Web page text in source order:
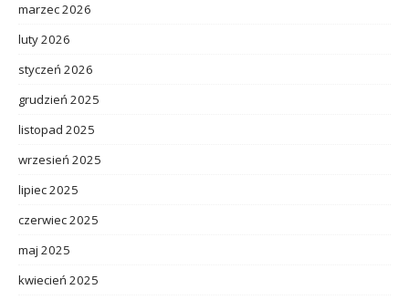
marzec 2026
luty 2026
styczeń 2026
grudzień 2025
listopad 2025
wrzesień 2025
lipiec 2025
czerwiec 2025
maj 2025
kwiecień 2025